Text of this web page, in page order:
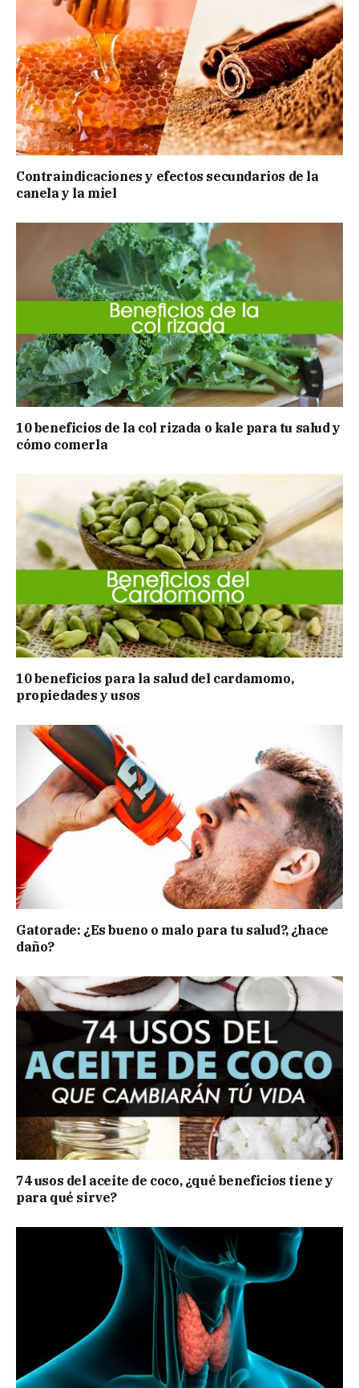
Contraindicaciones y efectos secundarios de la
canela y la miel
10 beneficios de la col rizada o kale para tu salud y
cómo comerla
10 beneficios para la salud del cardamomo,
propiedades y usos
Gatorade: ¿Es bueno o malo para tu salud?, ¿hace
daño?
74 usos del aceite de coco, ¿qué beneficios tiene y
para qué sirve?